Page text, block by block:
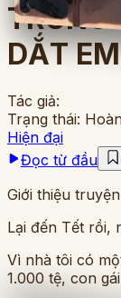
TRÚNG
DẮT
Tác giả:
Trạng thái:
Hiện đại
Đọc từ đầu
Giới thiệu truyện
Lại đến Tết rồi,
Vì nhà tôi có
1.000 tệ, con